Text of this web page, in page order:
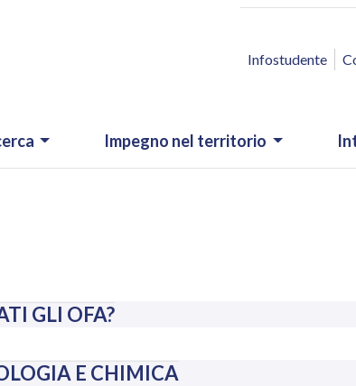
ACCESSO
Infostudente
Impegno nel territorio
GLI OFA?
E CHIMICA